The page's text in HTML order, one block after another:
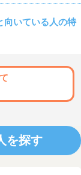
向いている人の特
を探す